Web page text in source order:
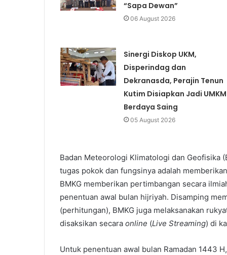
“Sapa Dewan”
06 August 2026
Sinergi Diskop UKM,
Disperindag dan
Dekranasda, Perajin Tenun
Kutim Disiapkan Jadi UMKM
Berdaya Saing
05 August 2026
Badan Meteorologi Klimatologi dan Geofisika
tugas pokok dan fungsinya adalah
BMKG memberikan pertimbangan secara
penentuan awal bulan hijriyah. Disamping
(perhitungan), BMKG juga melaksanakan
disaksikan secara online (Live Streaming) di
Untuk penentuan awal bulan Ramadan 1443